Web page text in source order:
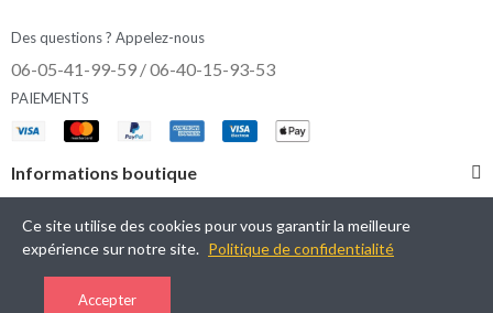
Des questions ? Appelez-nous
06-05-41-99-59 / 06-40-15-93-53
PAIEMENTS
Informations boutique
Catégories
Mon Compte
Ce site utilise des cookies pour vous garantir la meilleure
expérience sur notre site. Politique de confidentialité
Accepter